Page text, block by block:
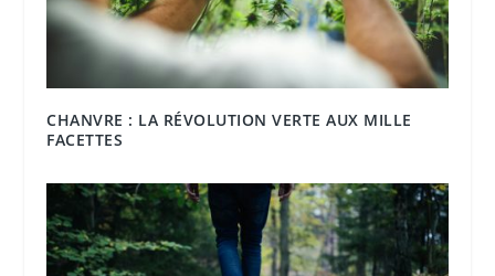
CHANVRE : LA RÉVOLUTION VERTE AUX MILLE
FACETTES